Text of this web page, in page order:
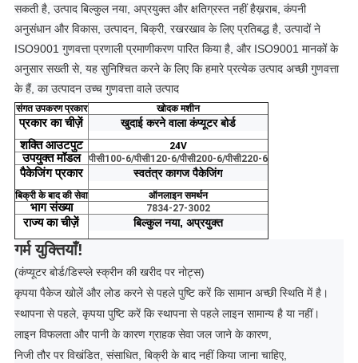
सकती है, उत्पाद बिल्कुल नया, अप्रयुक्त और क्षतिग्रस्त नहीं हैख़राब, कंपनी
अनुसंधान और विकास, उत्पादन, बिक्री, रखरखाव के लिए प्रतिबद्ध है, उत्पादों ने
ISO9001 गुणवत्ता प्रणाली प्रमाणीकरण पारित किया है, और ISO9001 मानकों के
अनुसार सख्ती से, यह सुनिश्चित करने के लिए कि हमारे प्रत्येक उत्पाद अच्छी गुणवत्ता
के हैं, का उत्पादन उच्च गुणवत्ता वाले उत्पाद
संगत उपकरण प्रकार खोदक मशीन
प्रकार का चीज़ें खुदाई करने वाला कंप्यूटर बोर्ड
शक्ति आउटपुट 24V
उपयुक्त मॉडल पीसी100-6/पीसी120-6/पीसी200-6/पीसी220-6
पैकेजिंग प्रकार स्वतंत्र कागज पैकेजिंग
बिक्री के बाद की सेवा ऑनलाइन समर्थन
भाग संख्या 7834-27-3002
राज्य का चीज़ें बिल्कुल नया, अप्रयुक्त
गर्म युक्तियाँ!
(कंप्यूटर बोर्ड/डिस्प्ले स्क्रीन की खरीद पर नोट्स)
कृपया पैकेज खोलें और लोड करने से पहले पुष्टि करें कि सामान अच्छी स्थिति में है।
स्थापना से पहले, कृपया पुष्टि करें कि स्थापना से पहले लाइन सामान्य है या नहीं।
लाइन विफलता और पानी के कारण ग्राहक सेवा जल जाने के कारण,
निजी तौर पर विखंडित, संसाधित, बिक्री के बाद नहीं किया जाना चाहिए,